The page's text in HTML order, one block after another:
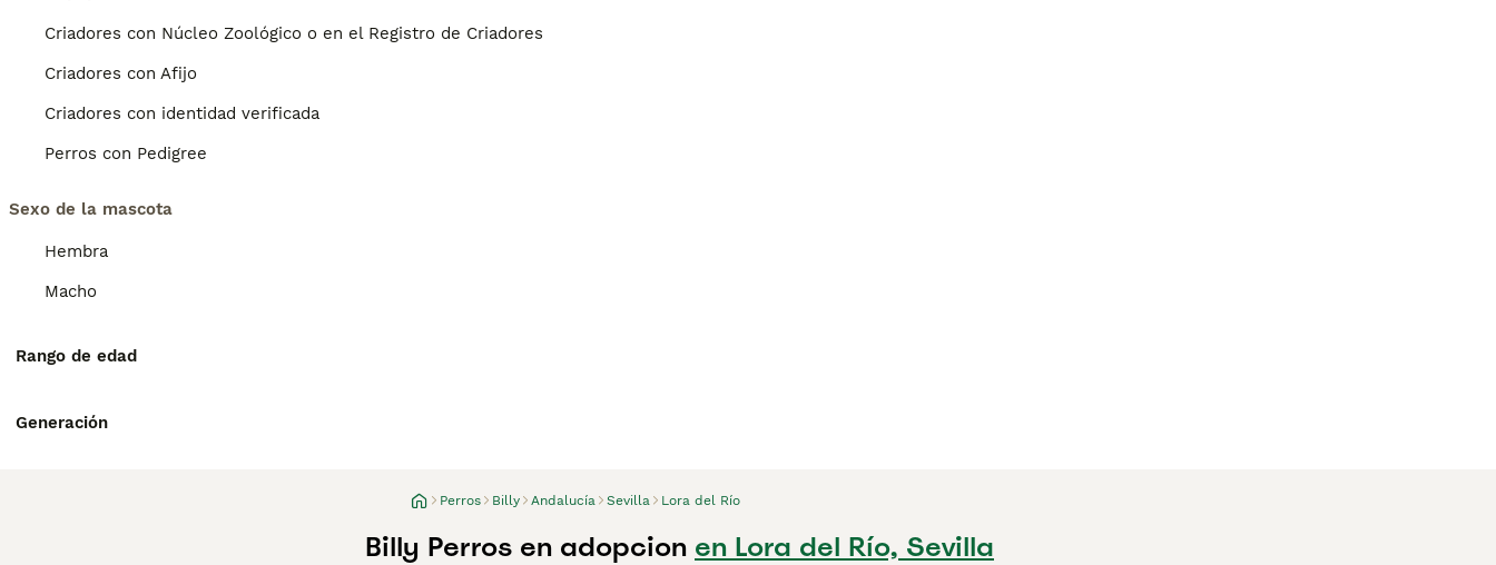
Criadores con Núcleo Zoológico o en el Registro de Criadores
Criadores con Afijo
Criadores con identidad verificada
Perros con Pedigree
Sexo de la mascota
Hembra
Macho
Rango de edad
Generación
Perros Billy Andalucía Sevilla Lora del Río
Billy Perros en adopcion en Lora del Río, Sevilla